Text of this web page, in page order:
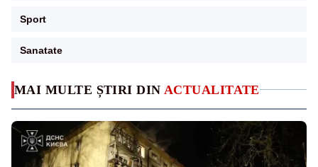
MAI MULTE ȘTIRI DIN ACTUALITATE
Sport
Sanatate